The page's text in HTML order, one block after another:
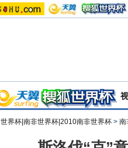
世界杯|南非世界杯|2010南非世界杯 > 南